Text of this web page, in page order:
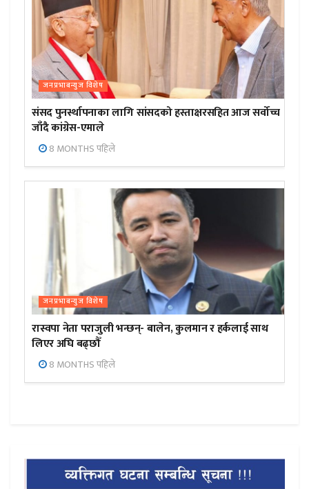
जनप्रभाबन्युज विशेष
संसद पुनर्स्थापनाका लागि सांसदको हस्ताक्षरसहित आज सर्वोच्च
जाँदै कांग्रेस-एमाले
8 MONTHS पहिले
जनप्रभाबन्युज विशेष
रास्वपा नेता पराजुली भन्छन्- बालेन, कुलमान र हर्कलाई साथ
लिएर अघि बढ्छौँ
8 MONTHS पहिले